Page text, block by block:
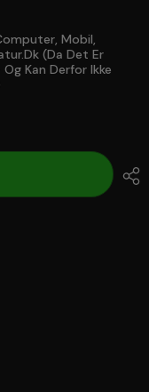
Mobil,
(da Det Er
Kan Derfor Ikke